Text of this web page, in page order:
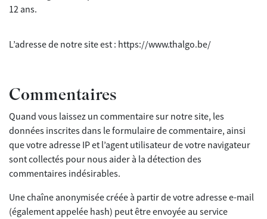
12 ans.
L’adresse de notre site est : https://www.thalgo.be/
Commentaires
Quand vous laissez un commentaire sur notre site, les
données inscrites dans le formulaire de commentaire, ainsi
que votre adresse IP et l’agent utilisateur de votre navigateur
sont collectés pour nous aider à la détection des
commentaires indésirables.
Une chaîne anonymisée créée à partir de votre adresse e-mail
(également appelée hash) peut être envoyée au service